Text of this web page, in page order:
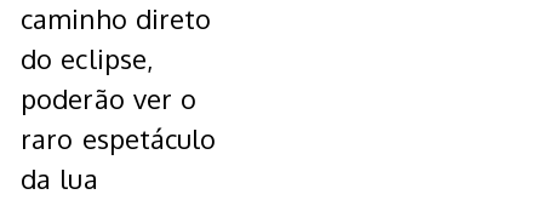
caminho direto
do eclipse,
poderão ver o
raro espetáculo
da lua